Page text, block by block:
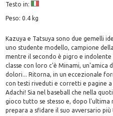
Testo in:
Peso: 0.4 kg
Kazuya e Tatsuya sono due gemelli
uno studente modello, campione
mentre il secondo è pigro e
classe con loro c'è Minami, un'amica
dolori... Ritorna, in un eccezionale
con testi riveduti e corretti e pagine
Adachi! Sia nel baseball che nella
gioco tutto se stesso e, dopo l'ultima
prepara a sfidare il suo avversario